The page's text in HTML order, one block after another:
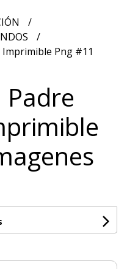
Png #11
Padre